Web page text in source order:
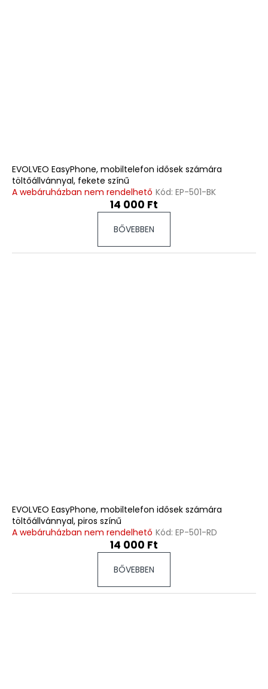
EVOLVEO EasyPhone, mobiltelefon idősek számára
töltőállvánnyal, fekete színű
A webáruházban nem rendelhető Kód: EP-501-BK
14 000 Ft
BŐVEBBEN
EVOLVEO EasyPhone, mobiltelefon idősek számára
töltőállvánnyal, piros színű
A webáruházban nem rendelhető Kód: EP-501-RD
14 000 Ft
BŐVEBBEN